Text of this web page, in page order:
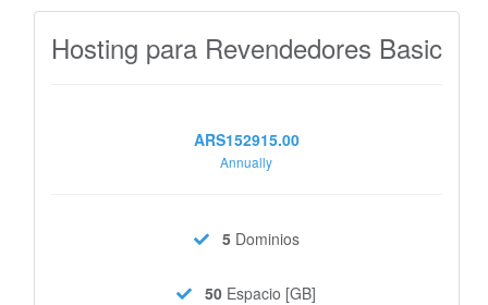
Hosting para Revendedores Basic
ARS152915.00
Annually
5Dominios
50 Espacio [GB]